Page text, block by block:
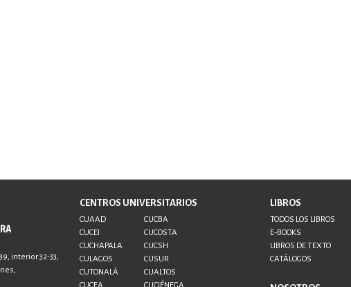
interior 32-33,
CENTROS UNIVERSITARIOS
CUAAD
CUCBA
CUCEI
CUCOSTA
CUCHAPALA
CUCSH
CULAGOS
CUSUR
CUTONALÁ
CUALTOS
LIBROS
TODOS LOS LIBROS
E-BOOKS
LIBROS DE TEXTO
CATÁLOGOS